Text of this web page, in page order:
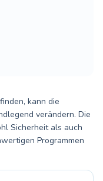
kann die
verändern. Die
Sicherheit als auch
Programmen